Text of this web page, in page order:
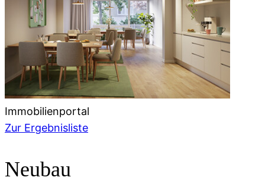
Immobilienportal
Zur Ergebnisliste
Neubau